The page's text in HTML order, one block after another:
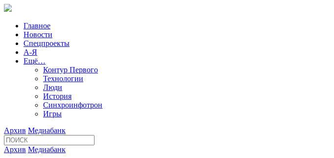
Главное
Новости
Спецпроекты
А-Я
Ещё…
Контур Первого
Технологии
Люди
История
Синхроинфотрон
Игры
Архив Медиабанк
Архив Медиабанк